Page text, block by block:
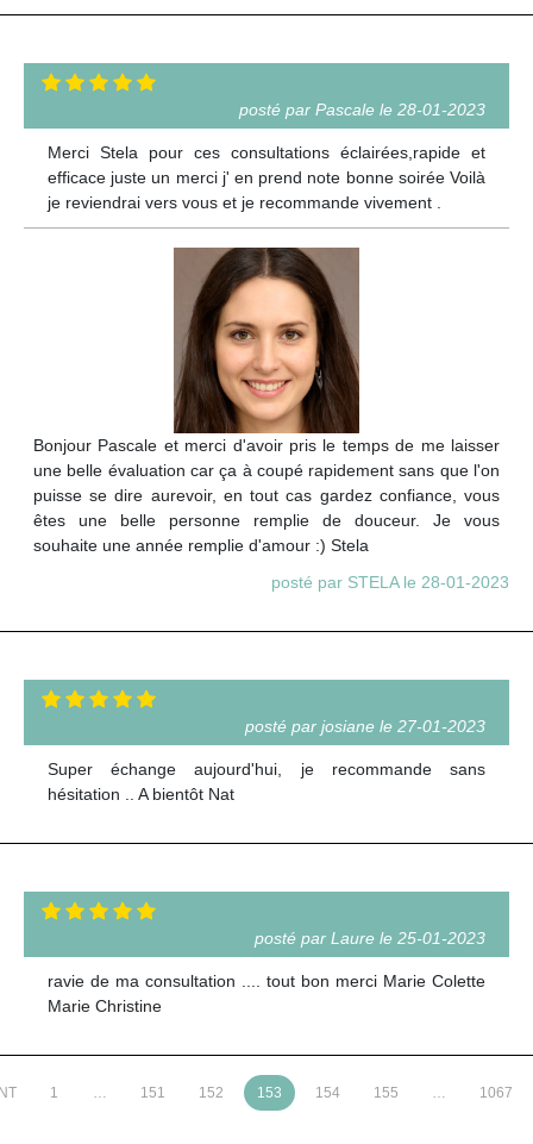
posté par Pascale le 28-01-2023
Merci Stela pour ces consultations éclairées,rapide et
efficace juste un merci j' en prend note bonne soirée Voilà
je reviendrai vers vous et je recommande vivement .
Bonjour Pascale et merci d'avoir pris le temps de me laisser
une belle évaluation car ça à coupé rapidement sans que l'on
puisse se dire aurevoir, en tout cas gardez confiance, vous
êtes une belle personne remplie de douceur. Je vous
souhaite une année remplie d'amour :) Stela
posté par STELA le 28-01-2023
posté par josiane le 27-01-2023
Super échange aujourd'hui, je recommande sans
hésitation .. A bientôt Nat
posté par Laure le 25-01-2023
ravie de ma consultation .... tout bon merci Marie Colette
Marie Christine
1 151 152 153 154 155 1067